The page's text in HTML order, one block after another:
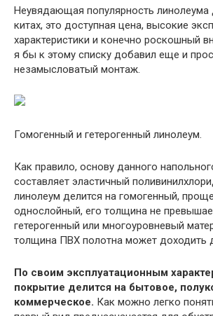
Неувядающая популярность линолеума
китах, это доступная цена, высокие
характеристики и конечно роскошный
я бы к этому списку добавил еще и
незамысловатый монтаж.
Гомогенный и гетерогенный линолеум.
Как правило, основу данного
составляет эластичный
линолеум делится на гомогенный,
однослойный, его толщина не
гетерогенный или многоуровневый
толщина ПВХ полотна может доходить
По своим эксплуатационным
покрытие делится на бытовое,
коммерческое. Как можно легко